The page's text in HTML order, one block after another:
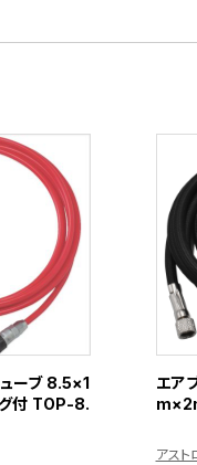
ーブ 8.5×1
付 TOP-8.
エア
アスト